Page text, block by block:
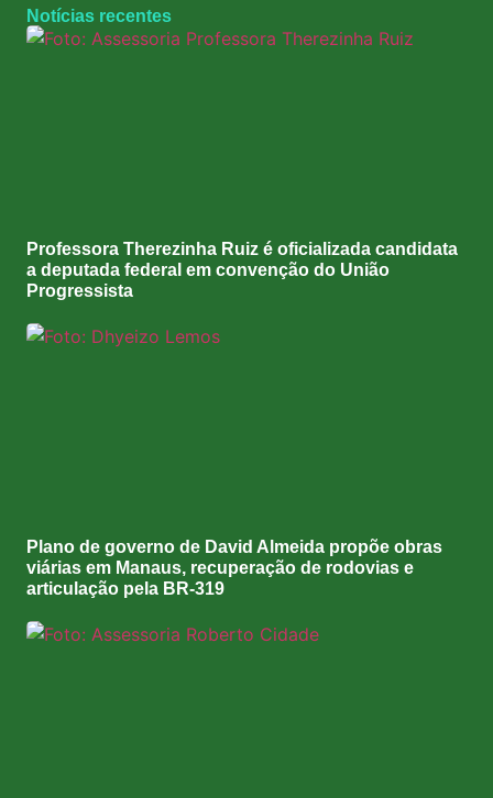
Notícias recentes
Professora Therezinha Ruiz é oficializada candidata
a deputada federal em convenção do União
Progressista
Plano de governo de David Almeida propõe obras
viárias em Manaus, recuperação de rodovias e
articulação pela BR-319